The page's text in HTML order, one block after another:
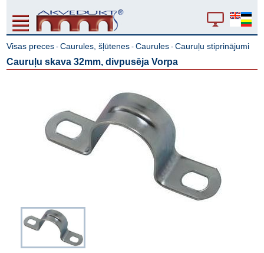
Visas preces -Caurules, šļūtenes -Caurules -Cauruļu stiprinājumi
Cauruļu skava 32mm, divpusēja Vorpa